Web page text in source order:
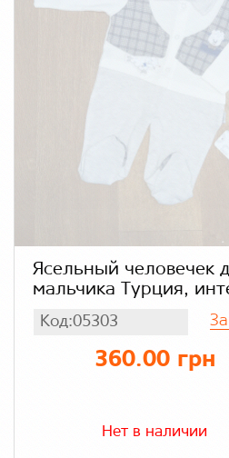
Ясельный человечек
мальчика Турция,
Код:05303
360.00 грн
Нет в наличии